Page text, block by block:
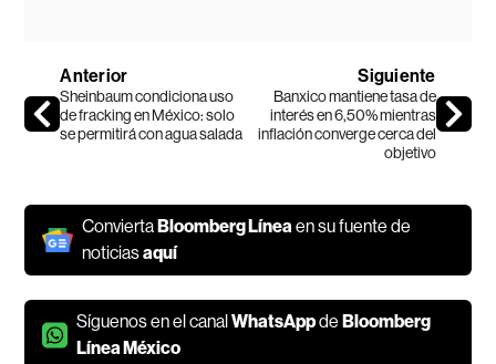
Anterior
Sheinbaum condiciona uso
de fracking en México: solo
se permitirá con agua salada
Siguiente
Banxico mantiene tasa de
interés en 6,50% mientras
inflación converge cerca del
objetivo
ConviertaBloomberg Líneaen su fuente de
noticiasaquí
Síguenos en el canalWhatsAppdeBloomberg
Línea México